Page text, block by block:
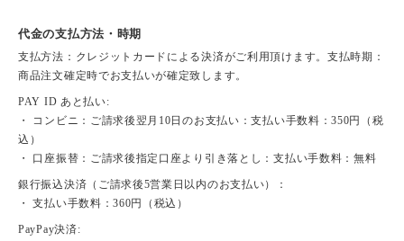
代金の支払方法・時期
支払方法：クレジットカードによる決済がご利用頂けます。支払時期：
商品注文確定時でお支払いが確定致します。
PAY ID あと払い:
・ コンビニ：ご請求後翌月10日のお支払い：支払い手数料：350円（税
込）
・ 口座振替：ご請求後指定口座より引き落とし：支払い手数料：無料
銀行振込決済（ご請求後5営業日以内のお支払い）：
・ 支払い手数料：360円（税込）
PayPay決済: